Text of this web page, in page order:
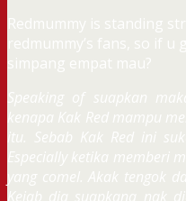
Redmummy is standing
redmummy’s fans, so if u
simpang empat mau?
Speaking of suapkan
kenapa Kak Red mampu
itu. Sebab Kak Red ini
Especially ketika memberi
yang comel. Akak tengok
Kejab dia suapkana nak